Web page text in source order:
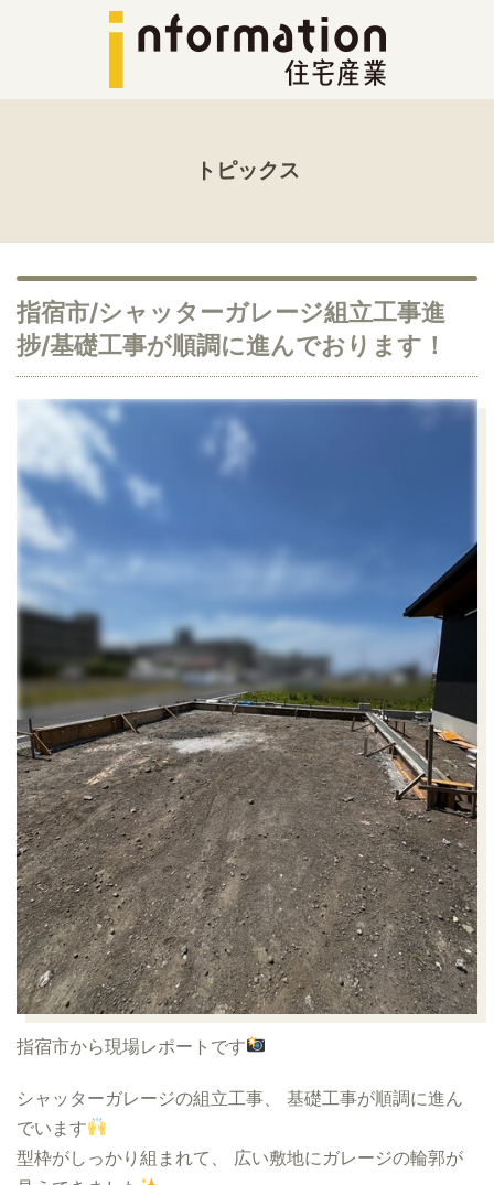
トピックス
指宿市/シャッターガレージ組立工事進
捗/基礎工事が順調に進んでおります！
指宿市から現場レポートです
シャッターガレージの組立工事、 基礎工事が順調に進ん
でいます
型枠がしっかり組まれて、 広い敷地にガレージの輪郭が